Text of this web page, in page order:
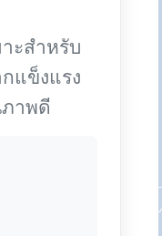
ะสำหรับ
แข็งแรง
าพดี